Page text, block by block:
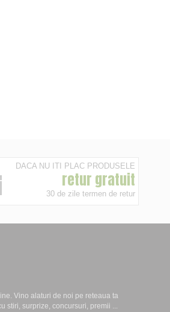
DACA NU ITI PLAC PRODUSELE
retur gratuit
30 de zile termen de retur
Vino alaturi de noi pe reteaua ta
stiri, surprize, concursuri, premii ...